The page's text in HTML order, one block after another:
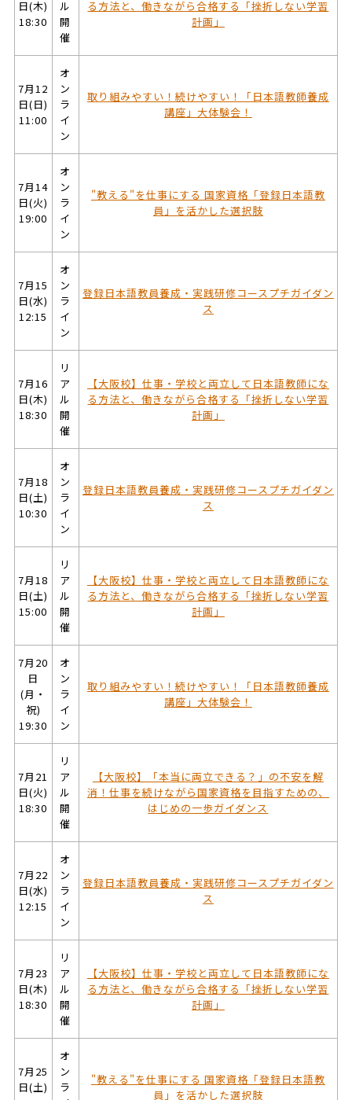
日(木)
18:30
ル
開
催
る方法と、働きながら合格する「挫折しない学習
計画」
7月12
日(日)
11:00
オ
ン
ラ
イ
ン
取り組みやすい！続けやすい！「日本語教師養成
講座」大体験会！
7月14
日(火)
19:00
オ
ン
ラ
イ
ン
"教える"を仕事にする 国家資格「登録日本語教
員」を活かした選択肢
7月15
日(水)
12:15
オ
ン
ラ
イ
ン
登録日本語教員養成・実践研修コースプチガイダン
ス
7月16
日(木)
18:30
リ
ア
ル
開
催
【大阪校】仕事・学校と両立して日本語教師にな
る方法と、働きながら合格する「挫折しない学習
計画」
7月18
日(土)
10:30
オ
ン
ラ
イ
ン
登録日本語教員養成・実践研修コースプチガイダン
ス
7月18
日(土)
15:00
リ
ア
ル
開
催
【大阪校】仕事・学校と両立して日本語教師にな
る方法と、働きながら合格する「挫折しない学習
計画」
7月20
日
(月・
祝)
19:30
オ
ン
ラ
イ
ン
取り組みやすい！続けやすい！「日本語教師養成
講座」大体験会！
7月21
日(火)
18:30
リ
ア
ル
開
催
【大阪校】「本当に両立できる？」の不安を解
消！仕事を続けながら国家資格を目指すための、
はじめの一歩ガイダンス
7月22
日(水)
12:15
オ
ン
ラ
イ
ン
登録日本語教員養成・実践研修コースプチガイダン
ス
7月23
日(木)
18:30
リ
ア
ル
開
催
【大阪校】仕事・学校と両立して日本語教師にな
る方法と、働きながら合格する「挫折しない学習
計画」
7月25
日(土)
オ
ン
ラ
"教える"を仕事にする 国家資格「登録日本語教
員」を活かした選択肢